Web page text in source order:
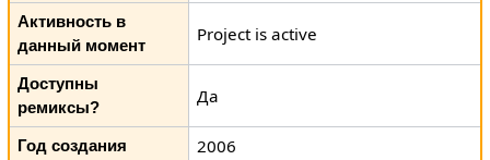
Активность в
данный момент
Project is active
Доступны
ремиксы?
Да
Год создания 2006